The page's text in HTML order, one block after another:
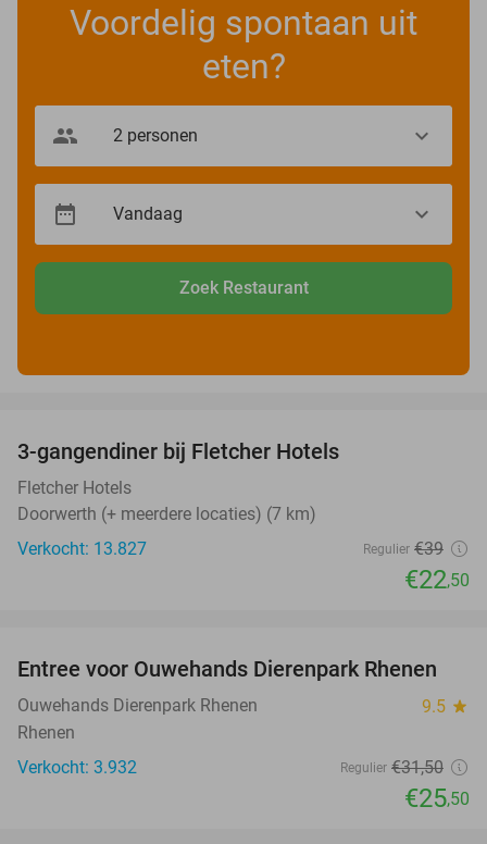
Voordelig spontaan uit
eten?
Zoek Restaurant
3-gangendiner bij Fletcher Hotels
Fletcher Hotels
Doorwerth (+ meerdere locaties) (7 km)
Verkocht: 13.827
Regulier €39
€22,50
19%
Entree voor Ouwehands Dierenpark Rhenen
Ouwehands Dierenpark Rhenen 9.5 star
Rhenen
Verkocht: 3.932
Regulier €31,50
€25,50